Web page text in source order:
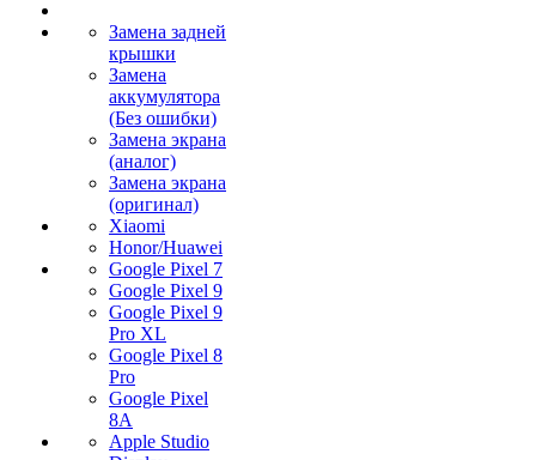
Замена задней
крышки
Замена
аккумулятора
(Без ошибки)
Замена экрана
(аналог)
Замена экрана
(оригинал)
Xiaomi
Honor/Huawei
Google Pixel 7
Google Pixel 9
Google Pixel 9
Pro XL
Google Pixel 8
Pro
Google Pixel
8A
Apple Studio